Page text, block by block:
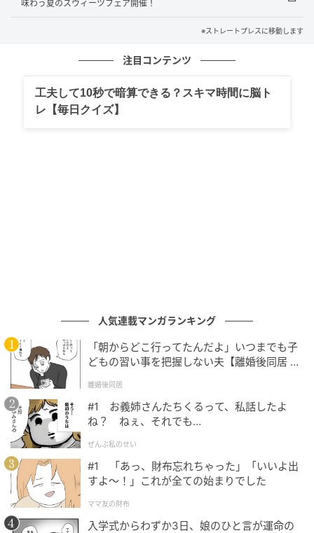
蔵の内部は、自然が長い年月をかけてつくり出した洞
窟をイメージして設計。柔らかな曲面を描く左官仕上
げの壁面と間接照明により、蔵の重厚な外観とは対照
ストレートプレス
セルフロウリュを楽しめる本格サウナ[/caption]
また、サウナ室にはフィンランドのサウナブランド
「HARVIA(ハルビア)」のストーブを採用。セルフロウ
リュにも対応し、利用者自身が蒸気や香りを楽しみな
がら、自分のペースでサウナ体験を楽しむことができ
る。
味わう夏のスウィーツフェア開催！
※ストレートプレスに移動します
注目コンテンツ
工夫して10秒で暗算できる？スキマ時間に脳ト
レ【毎日クイズ】
人気連載マンガランキング
「朝からどこ行ってたんだよ」いつまでも子
どもの習い事を把握しない夫【離婚後同居 Vo
離婚後同居
#1 お義姉さんたちくるって、私話したよ
ね？ ねぇ、それでも…
ぜんぶ私のせい
#1 「あっ、財布忘れちゃった」「いいよ出
すよ〜！」これが全ての始まりでした
ママ友の財布
入学式からわずか3日、娘のひと言が運命の